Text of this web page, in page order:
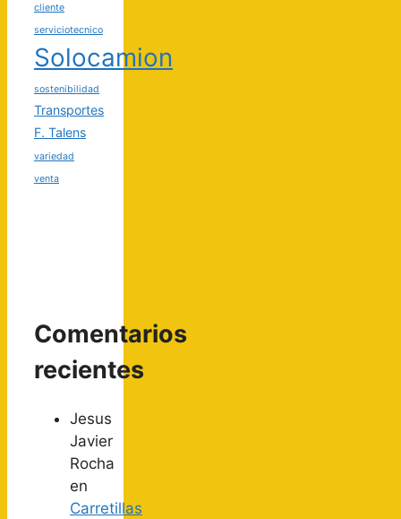
cliente
serviciotecnico
Solocamion
sostenibilidad
Transportes
F. Talens
variedad
venta
Comentarios
recientes
Jesus
Javier
Rocha
en
Carretillas